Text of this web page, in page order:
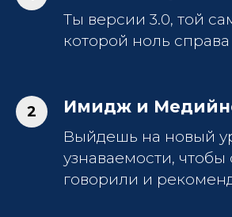
Ты версии 3.0, той
которой ноль
Имидж и
Выйдешь на новый
узнаваемости, чтобы
говорили и